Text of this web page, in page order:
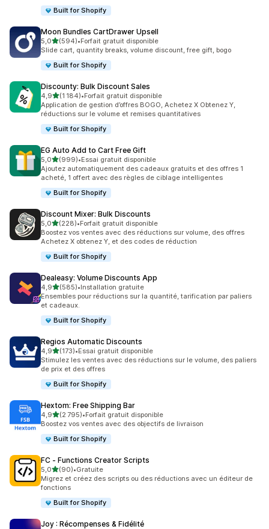
Built for Shopify
Moon Bundles CartDrawer Upsell
5,0étoile(s) sur 5
(594)
594 avis au total
•Forfait gratuit disponible
Slide cart, quantity breaks, volume discount, free gift, bogo
Built for Shopify
Discounty: Bulk Discount Sales
4,9étoile(s) sur 5
(1 184)
1184 avis au total
•Forfait gratuit disponible
Application de gestion d’offres BOGO, Achetez X Obtenez Y,
réductions sur le volume et remises quantitatives
Built for Shopify
EG Auto Add to Cart Free Gift
5,0étoile(s) sur 5
(999)
999 avis au total
•Essai gratuit disponible
Ajoutez automatiquement des cadeaux gratuits et des offres 1
acheté, 1 offert avec des règles de ciblage intelligentes
Built for Shopify
Discount Mixer: Bulk Discounts
5,0étoile(s) sur 5
(228)
228 avis au total
•Forfait gratuit disponible
Boostez vos ventes avec des réductions sur volume, des offres
Achetez X obtenez Y, et des codes de réduction
Built for Shopify
Dealeasy: Volume Discounts App
4,9étoile(s) sur 5
(585)
585 avis au total
•Installation gratuite
Ensembles pour réductions sur la quantité, tarification par paliers
et cadeaux.
Built for Shopify
Regios Automatic Discounts
4,9étoile(s) sur 5
(173)
173 avis au total
•Essai gratuit disponible
Stimulez les ventes avec des réductions sur le volume, des paliers
de prix et des offres
Built for Shopify
Hextom: Free Shipping Bar
4,9étoile(s) sur 5
(2 795)
2795 avis au total
•Forfait gratuit disponible
Boostez vos ventes avec des objectifs de livraison
Built for Shopify
FC ‑ Functions Creator Scripts
5,0étoile(s) sur 5
(90)
90 avis au total
•Gratuite
Migrez et créez des scripts ou des réductions avec un éditeur de
fonctions
Built for Shopify
Joy : Récompenses & Fidélité